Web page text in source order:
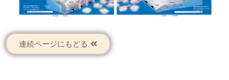
連続ページにもどる